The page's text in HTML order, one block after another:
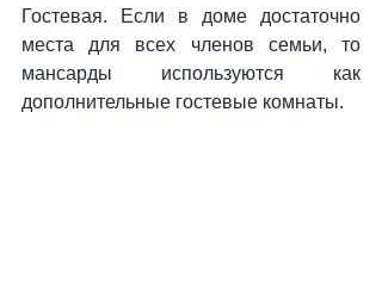
Гостевая. Если в доме достаточно
места для всех членов семьи, то
мансарды используются как
дополнительные гостевые комнаты.